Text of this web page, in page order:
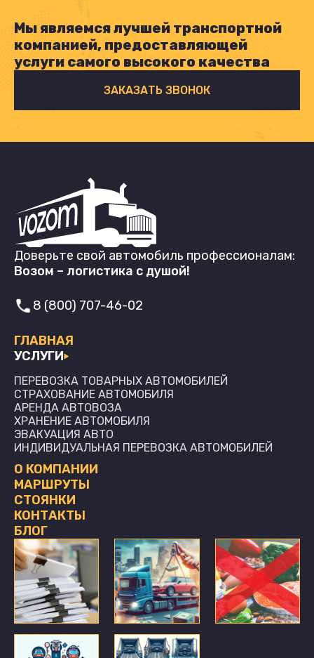
Мы являемся лучшей транспортной
компанией, предоставляющей
услуги самого высокого качества
ЗАКАЗАТЬ ЗВОНОК
Доверьте свой автомобиль профессионалам:
Возом – логистика с душой!
ГЛАВНАЯ
УСЛУГИ
ПЕРЕВОЗКА ТОВАРНЫХ АВТОМОБИЛЕЙ
СТРАХОВАНИЕ АВТОМОБИЛЯ
АРЕНДА АВТОВОЗА
ХРАНЕНИЕ АВТОМОБИЛЯ
ЭВАКУАЦИЯ АВТО
ИНДИВИДУАЛЬНАЯ ПЕРЕВОЗКА АВТОМОБИЛЕЙ
О КОМПАНИИ
МАРШРУТЫ
СТОЯНКИ
КОНТАКТЫ
БЛОГ
8 (800) 707-46-02